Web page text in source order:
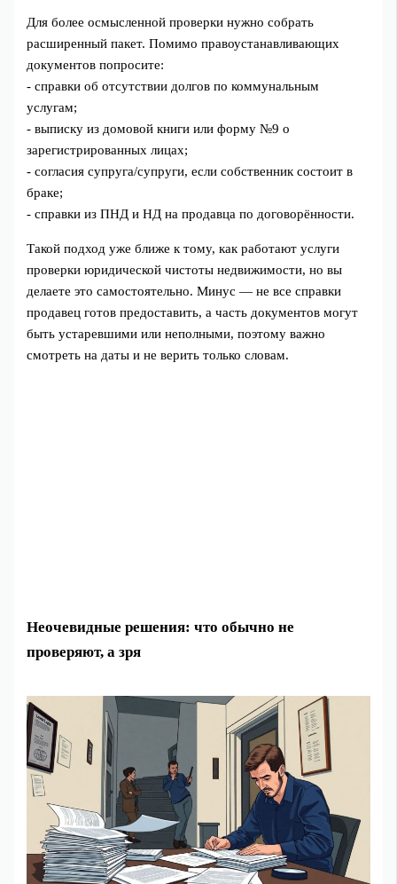
Для более осмысленной проверки нужно собрать
расширенный пакет. Помимо правоустанавливающих
документов попросите:
- справки об отсутствии долгов по коммунальным
услугам;
- выписку из домовой книги или форму №9 о
зарегистрированных лицах;
- согласия супруга/супруги, если собственник состоит в
браке;
- справки из ПНД и НД на продавца по договорённости.
Такой подход уже ближе к тому, как работают услуги
проверки юридической чистоты недвижимости, но вы
делаете это самостоятельно. Минус — не все справки
продавец готов предоставить, а часть документов могут
быть устаревшими или неполными, поэтому важно
смотреть на даты и не верить только словам.
Неочевидные решения: что обычно не
проверяют, а зря